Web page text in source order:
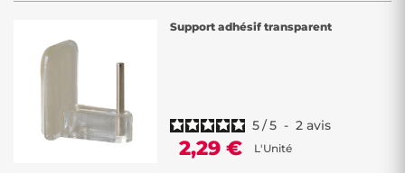
Support adhésif transparent
5/5 - 2 avis
2,29 € L'Unité